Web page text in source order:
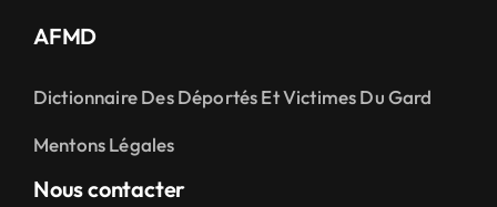
AFMD
Dictionnaire Des Déportés Et Victimes Du Gard
Mentons Légales
Nous contacter